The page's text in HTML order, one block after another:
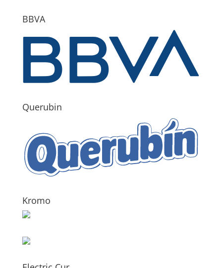
BBVA
Querubin
Kromo